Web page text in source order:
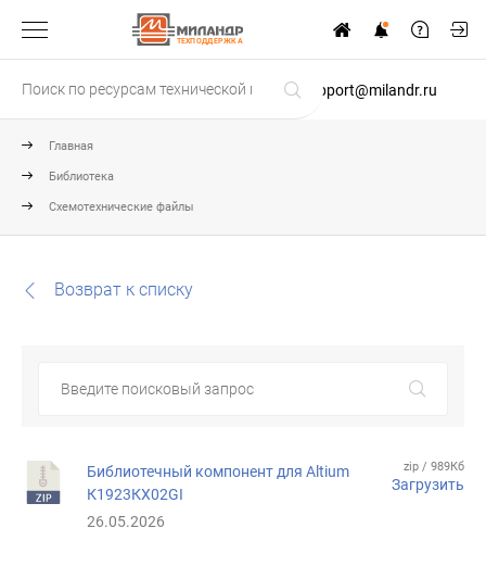
ТЕХПОДДЕРЖКА
support@milandr.ru
Главная
Библиотека
Схемотехнические файлы
Возврат к списку
Библиотечный компонент для Altium
К1923КХ02GI
26.05.2026
zip / 989Кб
Загрузить